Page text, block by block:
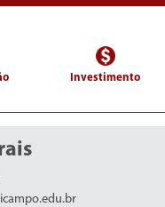
Investimento